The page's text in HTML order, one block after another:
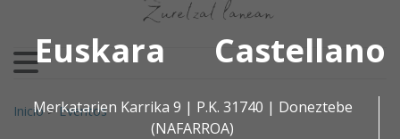
Euskara Castellano
Merkatarien Karrika 9 | P.K. 31740 | Doneztebe
(NAFARROA)
Buscar:
Inicio>Eventos